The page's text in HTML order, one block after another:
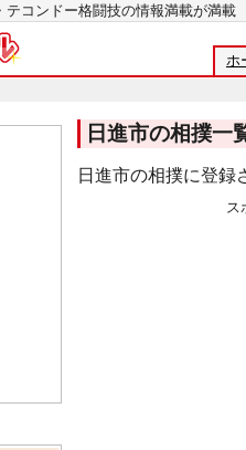
・テコンドー格闘技の情報満載が
ホ
日進市の相撲一
日進市の相撲に登録
ス